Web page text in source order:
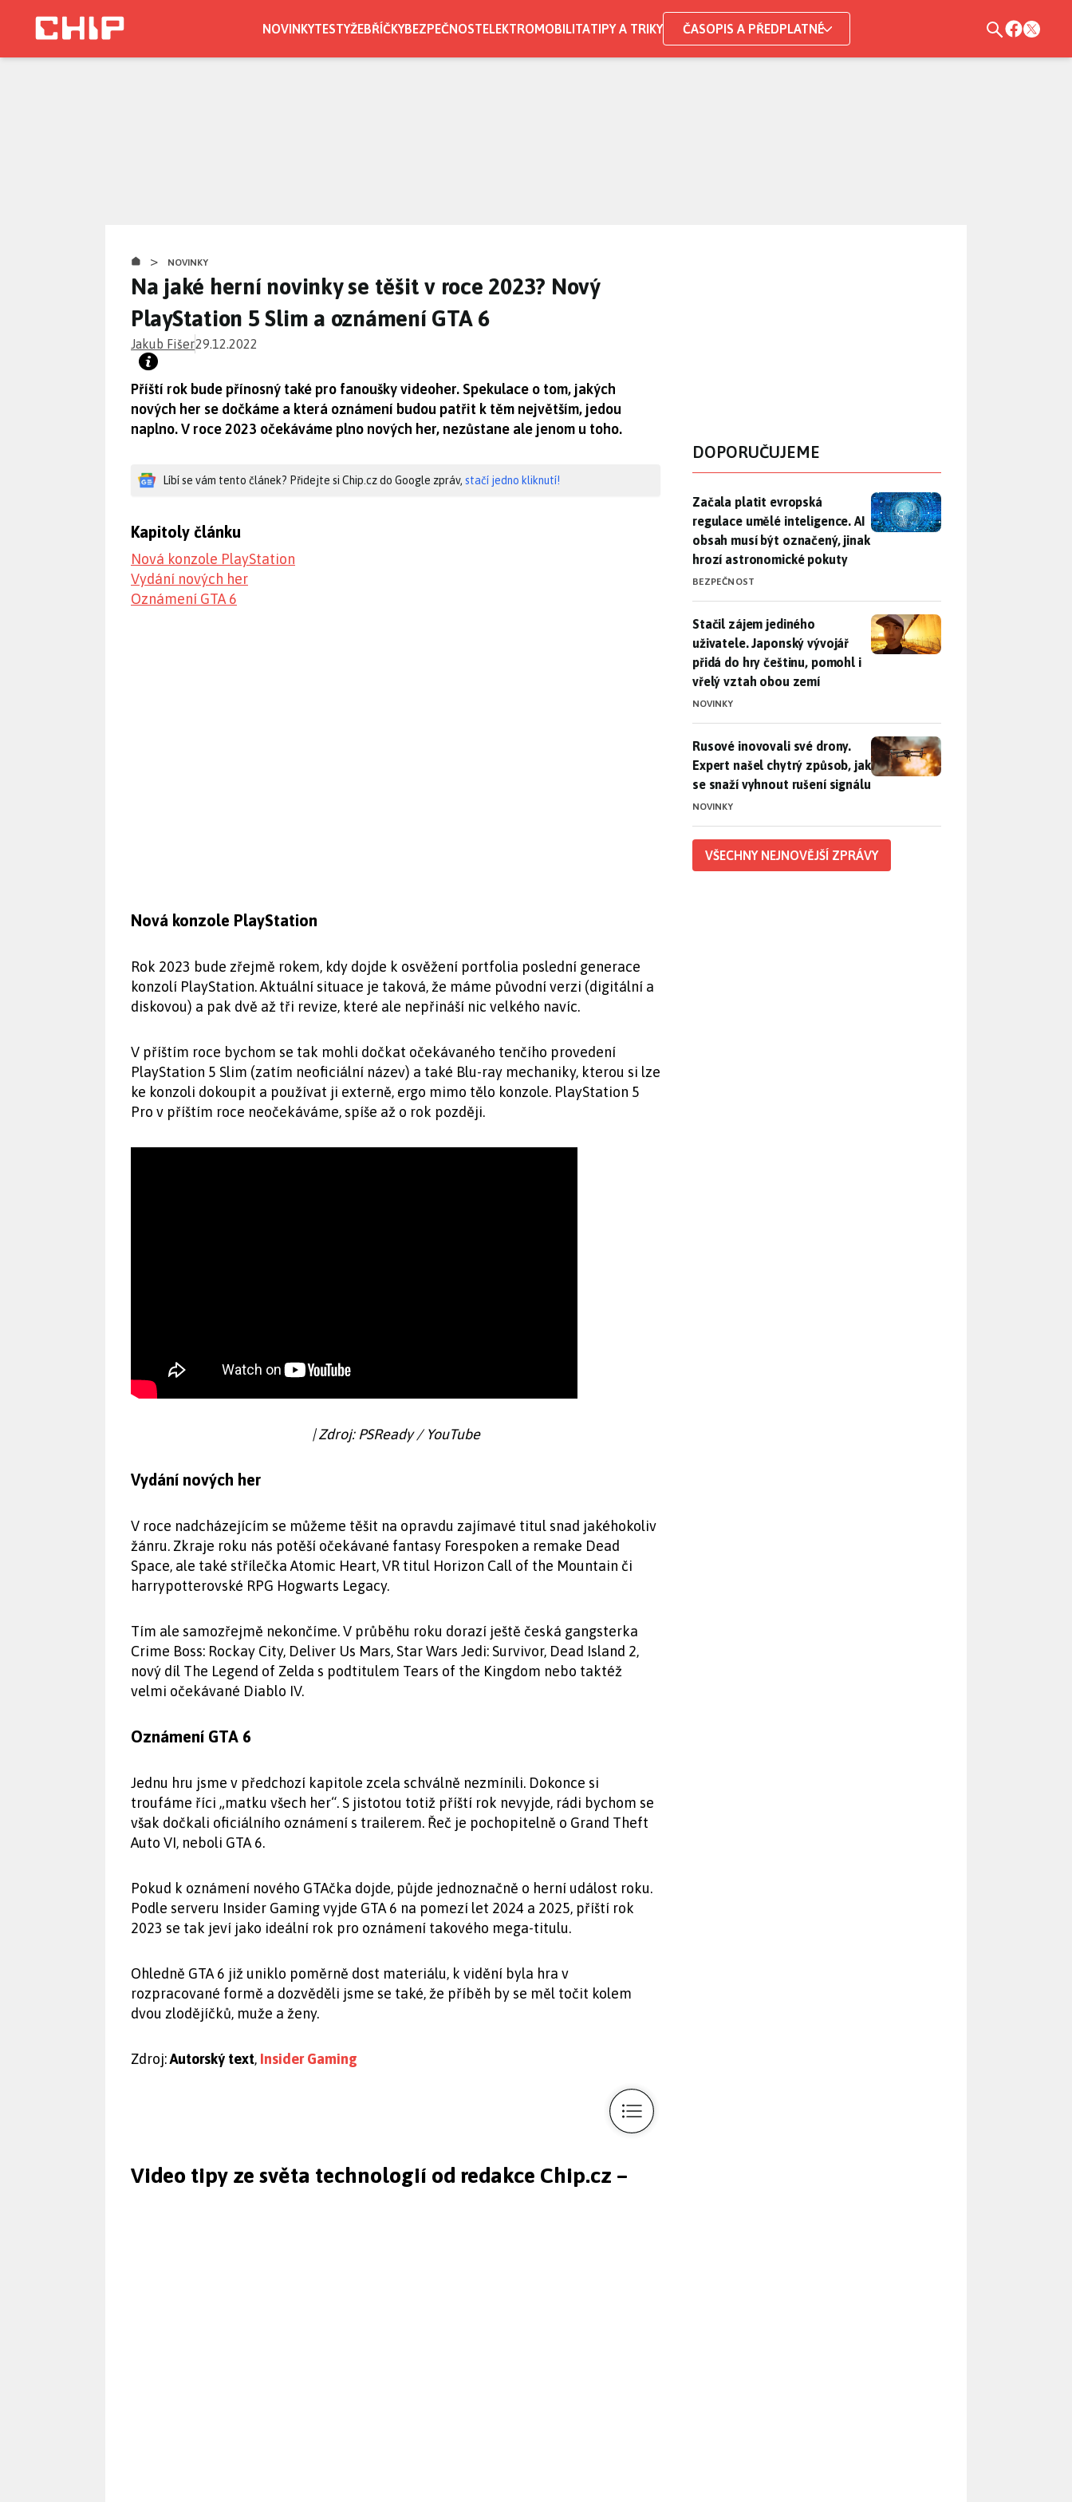
NOVINKYTESTYŽEBŘÍČKYBEZPEČNOSTELEKTROMOBILITATIPY A TRIKY ČASOPIS A PŘEDPLATNÉ
> NOVINKY
Na jaké herní novinky se těšit v roce 2023? Nový
PlayStation 5 Slim a oznámení GTA 6
Jakub Fišer29.12.2022
Příští rok bude přínosný také pro fanoušky videoher. Spekulace o tom, jakých
nových her se dočkáme a která oznámení budou patřit k těm největším, jedou
naplno. V roce 2023 očekáváme plno nových her, nezůstane ale jenom u toho.
Líbí se vám tento článek? Přidejte si Chip.cz do Google zpráv, stačí jedno kliknutí!
Kapitoly článku
Nová konzole PlayStation
Vydání nových her
Oznámení GTA 6
Nová konzole PlayStation
Rok 2023 bude zřejmě rokem, kdy dojde k osvěžení portfolia poslední generace
konzolí PlayStation. Aktuální situace je taková, že máme původní verzi (digitální a
diskovou) a pak dvě až tři revize, které ale nepřináší nic velkého navíc.
V příštím roce bychom se tak mohli dočkat očekávaného tenčího provedení
PlayStation 5 Slim (zatím neoficiální název) a také Blu-ray mechaniky, kterou si lze
ke konzoli dokoupit a používat ji externě, ergo mimo tělo konzole. PlayStation 5
Pro v příštím roce neočekáváme, spíše až o rok později.
| Zdroj: PSReady / YouTube
Vydání nových her
V roce nadcházejícím se můžeme těšit na opravdu zajímavé titul snad jakéhokoliv
žánru. Zkraje roku nás potěší očekávané fantasy Forespoken a remake Dead
Space, ale také střílečka Atomic Heart, VR titul Horizon Call of the Mountain či
harrypotterovské RPG Hogwarts Legacy.
Tím ale samozřejmě nekončíme. V průběhu roku dorazí ještě česká gangsterka
Crime Boss: Rockay City, Deliver Us Mars, Star Wars Jedi: Survivor, Dead Island 2,
nový díl The Legend of Zelda s podtitulem Tears of the Kingdom nebo taktéž
velmi očekávané Diablo IV.
Oznámení GTA 6
Jednu hru jsme v předchozí kapitole zcela schválně nezmínili. Dokonce si
troufáme říci „matku všech her“. S jistotou totiž příští rok nevyjde, rádi bychom se
však dočkali oficiálního oznámení s trailerem. Řeč je pochopitelně o Grand Theft
Auto VI, neboli GTA 6.
Pokud k oznámení nového GTAčka dojde, půjde jednoznačně o herní událost roku.
Podle serveru Insider Gaming vyjde GTA 6 na pomezí let 2024 a 2025, příští rok
2023 se tak jeví jako ideální rok pro oznámení takového mega-titulu.
Ohledně GTA 6 již uniklo poměrně dost materiálu, k vidění byla hra v
rozpracované formě a dozvěděli jsme se také, že příběh by se měl točit kolem
dvou zlodějíčků, muže a ženy.
Zdroj:Autorský text, Insider Gaming
Video tipy ze světa technologií od redakce Chip.cz –
DOPORUČUJEME
Začala platit evropská regulace umělé inteligence. AI obsah
Začala platit evropská
regulace umělé inteligence. AI
obsah musí být označený, jinak
hrozí astronomické pokuty
BEZPEČNOST
Stačil zájem jediného uživatele. Japonský vývojář přidá do hry
Stačil zájem jediného
uživatele. Japonský vývojář
přidá do hry češtinu, pomohl i
vřelý vztah obou zemí
NOVINKY
Rusové inovovali své drony. Expert našel chytrý způsob, jak se
Rusové inovovali své drony.
Expert našel chytrý způsob, jak
se snaží vyhnout rušení signálu
NOVINKY
VŠECHNY NEJNOVĚJŠÍ ZPRÁVY